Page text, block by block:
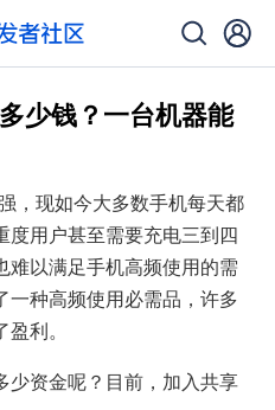
少钱？一台机器能
，现如今大多数手机每天都
度用户甚至需要充电三到四
难以满足手机高频使用的需
一种高频使用必需品，许多
利。
少资金呢？目前，加入共享